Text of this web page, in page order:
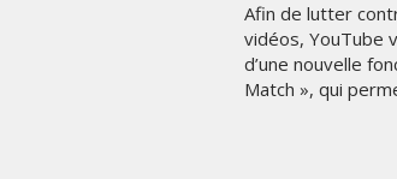
Afin de lutter
vidéos, YouTube
d’une nouvelle
Match », qui